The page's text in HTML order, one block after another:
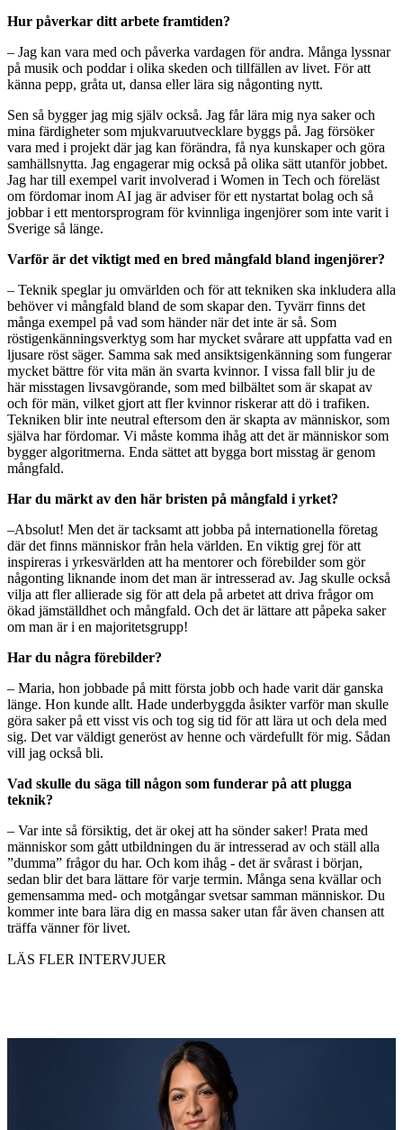
Hur påverkar ditt arbete framtiden?
– Jag kan vara med och påverka vardagen för andra. Många lyssnar
på musik och poddar i olika skeden och tillfällen av livet. För att
känna pepp, gråta ut, dansa eller lära sig någonting nytt.
Sen så bygger jag mig själv också. Jag får lära mig nya saker och
mina färdigheter som mjukvaruutvecklare byggs på. Jag försöker
vara med i projekt där jag kan förändra, få nya kunskaper och göra
samhällsnytta. Jag engagerar mig också på olika sätt utanför jobbet.
Jag har till exempel varit involverad i Women in Tech och föreläst
om fördomar inom AI jag är adviser för ett nystartat bolag och så
jobbar i ett mentorsprogram för kvinnliga ingenjörer som inte varit i
Sverige så länge.
Varför är det viktigt med en bred mångfald bland ingenjörer?
– Teknik speglar ju omvärlden och för att tekniken ska inkludera alla
behöver vi mångfald bland de som skapar den. Tyvärr finns det
många exempel på vad som händer när det inte är så. Som
röstigenkänningsverktyg som har mycket svårare att uppfatta vad en
ljusare röst säger. Samma sak med ansiktsigenkänning som fungerar
mycket bättre för vita män än svarta kvinnor. I vissa fall blir ju de
här misstagen livsavgörande, som med bilbältet som är skapat av
och för män, vilket gjort att fler kvinnor riskerar att dö i trafiken.
Tekniken blir inte neutral eftersom den är skapta av människor, som
själva har fördomar. Vi måste komma ihåg att det är människor som
bygger algoritmerna. Enda sättet att bygga bort misstag är genom
mångfald.
Har du märkt av den här bristen på mångfald i yrket?
–Absolut! Men det är tacksamt att jobba på internationella företag
där det finns människor från hela världen. En viktig grej för att
inspireras i yrkesvärlden att ha mentorer och förebilder som gör
någonting liknande inom det man är intresserad av. Jag skulle också
vilja att fler allierade sig för att dela på arbetet att driva frågor om
ökad jämställdhet och mångfald. Och det är lättare att påpeka saker
om man är i en majoritetsgrupp!
Har du några förebilder?
– Maria, hon jobbade på mitt första jobb och hade varit där ganska
länge. Hon kunde allt. Hade underbyggda åsikter varför man skulle
göra saker på ett visst vis och tog sig tid för att lära ut och dela med
sig. Det var väldigt generöst av henne och värdefullt för mig. Sådan
vill jag också bli.
Vad skulle du säga till någon som funderar på att plugga
teknik?
– Var inte så försiktig, det är okej att ha sönder saker! Prata med
människor som gått utbildningen du är intresserad av och ställ alla
”dumma” frågor du har. Och kom ihåg - det är svårast i början,
sedan blir det bara lättare för varje termin. Många sena kvällar och
gemensamma med- och motgångar svetsar samman människor. Du
kommer inte bara lära dig en massa saker utan får även chansen att
träffa vänner för livet.
LÄS FLER INTERVJUER